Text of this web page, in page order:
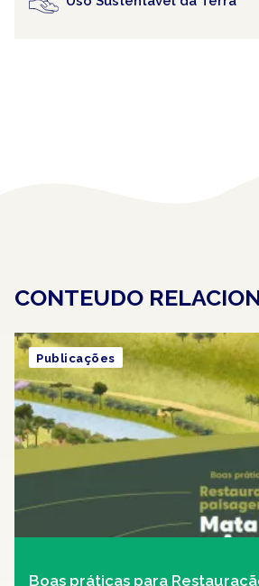
CONTEUDO
Boas práticas para
Publicações